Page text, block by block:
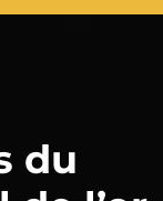
du